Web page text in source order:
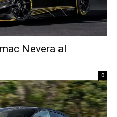
Nevera al
0